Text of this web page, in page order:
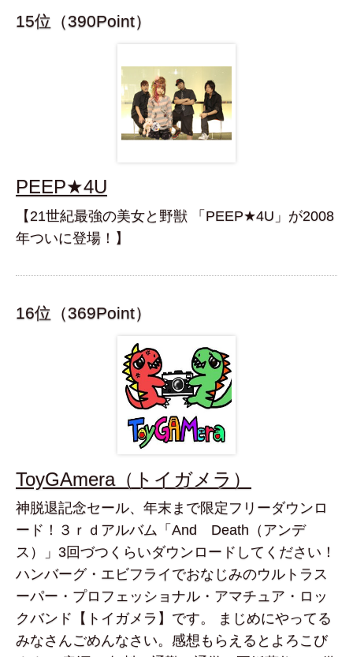
15位（390Point）
PEEP★4U
【21世紀最強の美女と野獣 「PEEP★4U」が2008
年ついに登場！】
16位（369Point）
ToyGAmera（トイガメラ）
神脱退記念セール、年末まで限定フリーダウンロ
ード！３ｒｄアルバム「And Death（アンデ
ス）」3回づつくらいダウンロードしてください！
ハンバーグ・エビフライでおなじみのウルトラス
ーパー・プロフェッショナル・アマチュア・ロッ
クバンド【トイガメラ】です。 まじめにやってる
みなさんごめんなさい。感想もらえるとよろこび